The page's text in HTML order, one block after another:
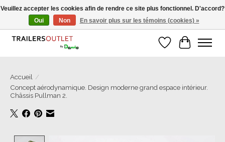
Grosse Auswahl an Anhänger direkt vom Hersteller!
Liste dePanier
Accueil /
Concept aérodynamique. Design moderne grand espace intérieur.
Châssis Pullman 2.
Veuillez accepter les cookies afin de rendre ce site plus fonctionnel. D'accord?
Oui
Non En savoir plus sur les témoins (cookies) »